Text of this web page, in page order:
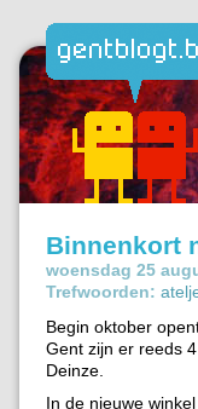
Binnenkort
woensdag 25
Trefwoorden:
Begin oktober
Gent zijn er reeds
Deinze.
In de nieuwe